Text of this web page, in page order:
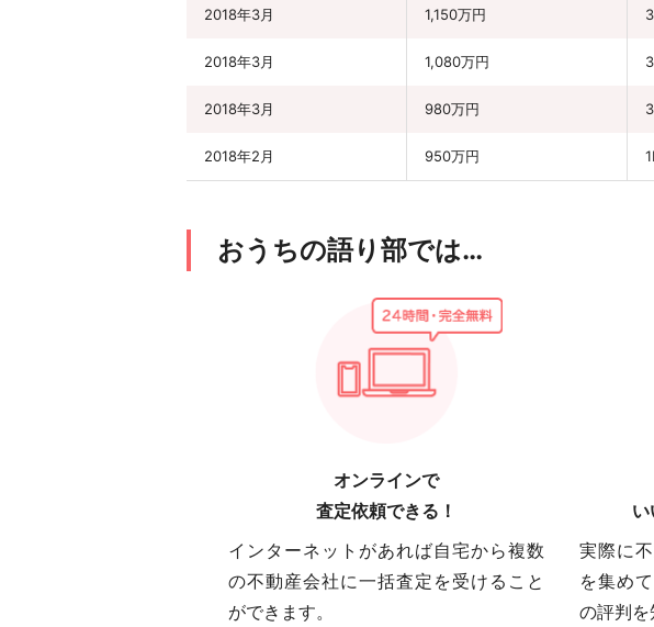
2018年3月 1,150万円
2018年3月 1,080万円
2018年3月 980万円
2018年2月 950万円
おうちの語り部では…
オンラインで
査定依頼できる！
インターネットがあれば自宅から複数
の不動産会社に一括査定を受けること
ができます。
い
実際に
を集め
の評判を